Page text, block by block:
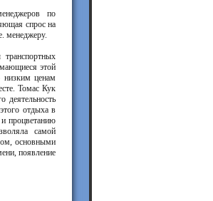
по
спрос на
менеджеру.
этой
низким ценам
Томас Кук
деятельность
отдыха в
процветанию
самой
основными
появление